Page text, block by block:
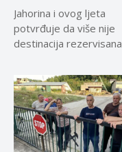
Jahorina i ovog ljeta
potvrđuje da više nije
destinacija rezervisana